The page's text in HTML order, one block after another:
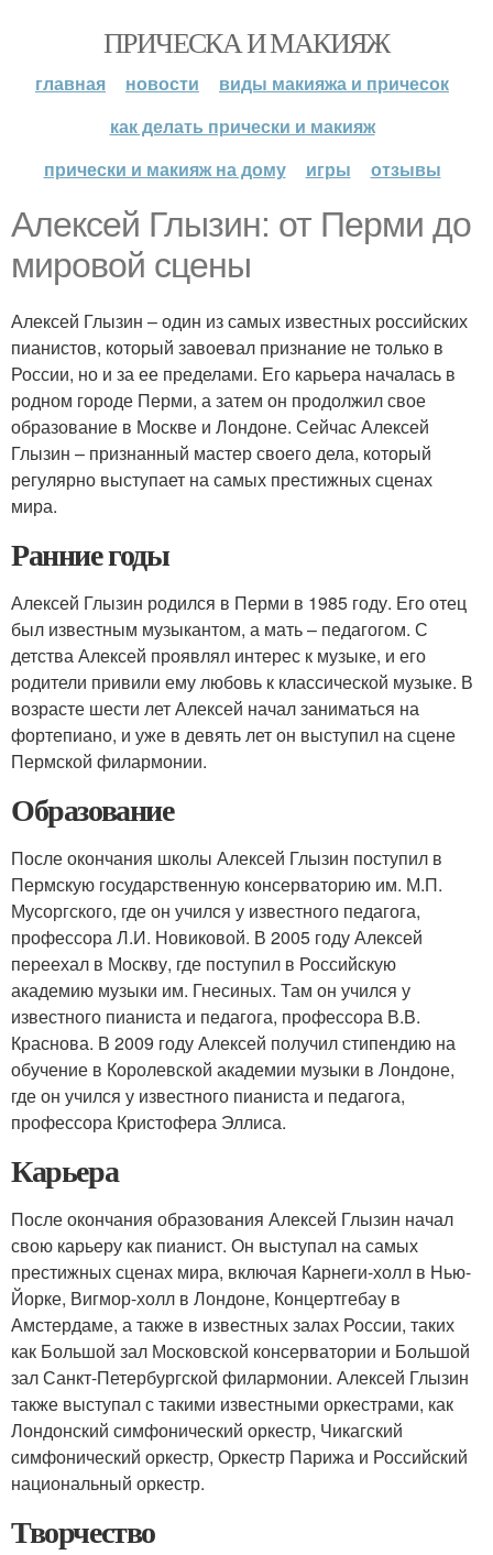
ПРИЧЕСКА И МАКИЯЖ
главная новости
виды макияжа и причесок
как делать прически и макияж
прически и макияж на дому
игры отзывы
Алексей Глызин: от Перми до
мировой сцены
Алексей Глызин – один из самых известных российских
пианистов, который завоевал признание не только в
России, но и за ее пределами. Его карьера началась в
родном городе Перми, а затем он продолжил свое
образование в Москве и Лондоне. Сейчас Алексей
Глызин – признанный мастер своего дела, который
регулярно выступает на самых престижных сценах
мира.
Ранние годы
Алексей Глызин родился в Перми в 1985 году. Его отец
был известным музыкантом, а мать – педагогом. С
детства Алексей проявлял интерес к музыке, и его
родители привили ему любовь к классической музыке. В
возрасте шести лет Алексей начал заниматься на
фортепиано, и уже в девять лет он выступил на сцене
Пермской филармонии.
Образование
После окончания школы Алексей Глызин поступил в
Пермскую государственную консерваторию им. М.П.
Мусоргского, где он учился у известного педагога,
профессора Л.И. Новиковой. В 2005 году Алексей
переехал в Москву, где поступил в Российскую
академию музыки им. Гнесиных. Там он учился у
известного пианиста и педагога, профессора В.В.
Краснова. В 2009 году Алексей получил стипендию на
обучение в Королевской академии музыки в Лондоне,
где он учился у известного пианиста и педагога,
профессора Кристофера Эллиса.
Карьера
После окончания образования Алексей Глызин начал
свою карьеру как пианист. Он выступал на самых
престижных сценах мира, включая Карнеги-холл в Нью-
Йорке, Вигмор-холл в Лондоне, Концертгебау в
Амстердаме, а также в известных залах России, таких
как Большой зал Московской консерватории и Большой
зал Санкт-Петербургской филармонии. Алексей Глызин
также выступал с такими известными оркестрами, как
Лондонский симфонический оркестр, Чикагский
симфонический оркестр, Оркестр Парижа и Российский
национальный оркестр.
Творчество